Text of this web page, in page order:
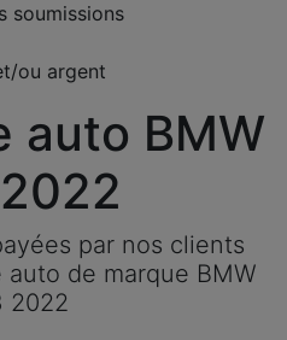
soumissions
ou argent
auto BMW
par nos clients
de marque BMW
2022